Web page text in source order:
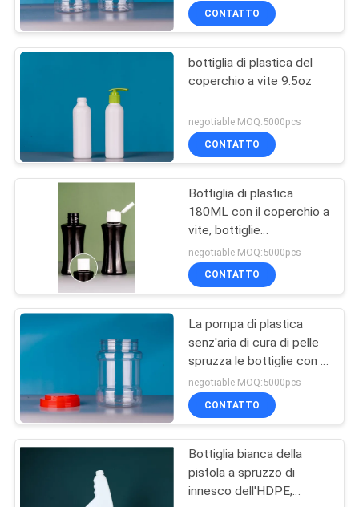
CONTATTO
bottiglia di plastica del
coperchio a vite 9.5oz
negotiable MOQ:5000pcs
CONTATTO
Bottiglia di plastica
180ML con il coperchio a
vite, bottiglie
d'imballaggio cosmetiche
6oz
negotiable MOQ:5000pcs
CONTATTO
La pompa di plastica
senz'aria di cura di pelle
spruzza le bottiglie con il
cappuccio
negotiable MOQ:5000pcs
CONTATTO
Bottiglia bianca della
pistola a spruzzo di
innesco dell'HDPE,